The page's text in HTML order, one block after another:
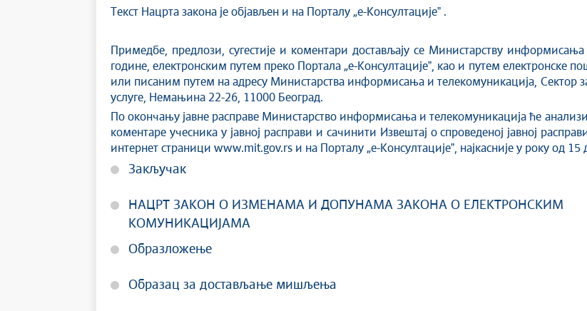
Текст Нацрта закона је објављен и на Порталу „е-Консултацијеˮ .
Примедбе, предлози, сугестије и коментари достављају се Министарству
године, електронским путем преко Портала „е-Консултацијеˮ, као и путем електронске
или писаним путем на адресу Министарства информисања и телекомуникација, Сектор
услуге, Немањина 22-26, 11000 Београд.
По окончању јавне расправе Министарство информисања и телекомуникација ће
коментаре учесника у јавној расправи и сачинити Извештај о спроведеној јавној
интернет страници www.mit.gov.rs и на Порталу „е-Консултацијеˮ, најкасније у року од
Закључак
НАЦРТ ЗАКОН О ИЗМЕНАМА И ДОПУНАМА ЗАКОНА О ЕЛЕКТРОНСКИМ
КОМУНИКАЦИЈАМА
Образложење
Образац за достављање мишљења